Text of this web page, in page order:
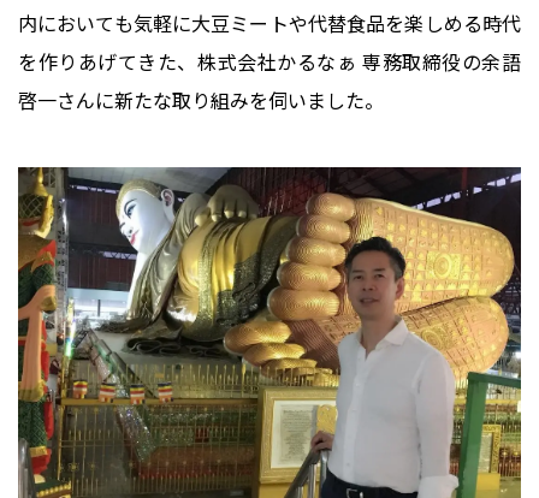
内においても気軽に大豆ミートや代替食品を楽しめる時代
を作りあげてきた、株式会社かるなぁ 専務取締役の余語
啓一さんに新たな取り組みを伺いました。